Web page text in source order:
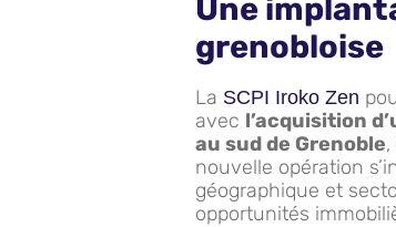
Une
grenobloise
La SCPI Iroko Zen
avec l’acquisition
au sud de Grenoble,
nouvelle opération
géographique et
opportunités